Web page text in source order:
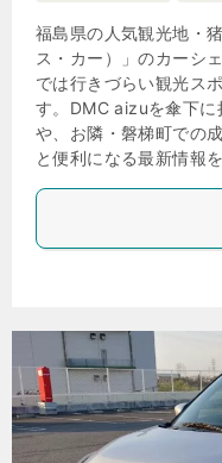
福島県の人気観光地・
ス・カー）」のカーシ
では行きづらい観光ス
す。DMC aizuを傘下
や、お隣・磐梯町での
と便利になる最新情報